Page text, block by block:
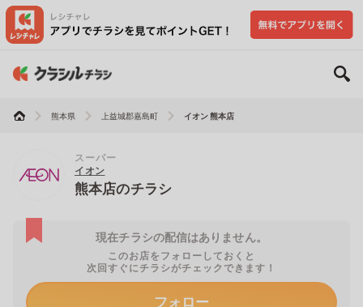
熊本県 上益城郡嘉島町 イオン 熊本店
スーパー
イオン
熊本店のチラシ
現在チラシの配信はありません。
このお店をフォローしておくと
次回すぐにチラシがチェックできます！
フォロー